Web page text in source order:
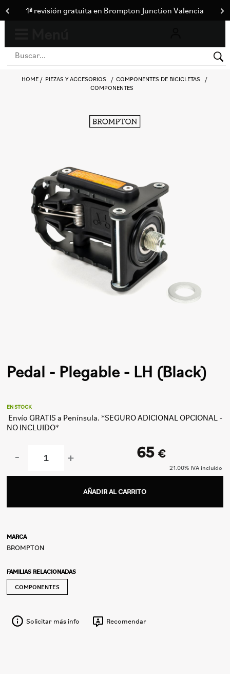
1ª revisión gratuita en Brompton Junction Valencia
HOME PIEZAS Y ACCESORIOS
COMPONENTES DE BICICLETAS
COMPONENTES
Pedal - Plegable - LH (Black)
EN STOCK
Envío GRATIS a Península. *SEGURO ADICIONAL OPCIONAL -
NO INCLUIDO*
65 €
21.00% IVA incluido
- +
AÑADIR AL CARRITO
MARCA
BROMPTON
FAMILIAS RELACIONADAS
COMPONENTES
Solicitar más info Recomendar